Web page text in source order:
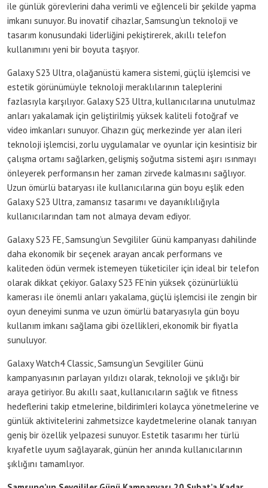
ile günlük görevlerini daha verimli ve eğlenceli bir şekilde yapma
imkanı sunuyor. Bu inovatif cihazlar, Samsung’un teknoloji ve
tasarım konusundaki liderliğini pekiştirerek, akıllı telefon
kullanımını yeni bir boyuta taşıyor.
Galaxy S23 Ultra, olağanüstü kamera sistemi, güçlü işlemcisi ve
estetik görünümüyle teknoloji meraklılarının taleplerini
fazlasıyla karşılıyor. Galaxy S23 Ultra, kullanıcılarına unutulmaz
anları yakalamak için geliştirilmiş yüksek kaliteli fotoğraf ve
video imkanları sunuyor. Cihazın güç merkezinde yer alan ileri
teknoloji işlemcisi, zorlu uygulamalar ve oyunlar için kesintisiz bir
çalışma ortamı sağlarken, gelişmiş soğutma sistemi aşırı ısınmayı
önleyerek performansın her zaman zirvede kalmasını sağlıyor.
Uzun ömürlü bataryası ile kullanıcılarına gün boyu eşlik eden
Galaxy S23 Ultra, zamansız tasarımı ve dayanıklılığıyla
kullanıcılarından tam not almaya devam ediyor.
Galaxy S23 FE, Samsung’un Sevgililer Günü kampanyası dahilinde
daha ekonomik bir seçenek arayan ancak performans ve
kaliteden ödün vermek istemeyen tüketiciler için ideal bir telefon
olarak dikkat çekiyor. Galaxy S23 FE’nin yüksek çözünürlüklü
kamerası ile önemli anları yakalama, güçlü işlemcisi ile zengin bir
oyun deneyimi sunma ve uzun ömürlü bataryasıyla gün boyu
kullanım imkanı sağlama gibi özellikleri, ekonomik bir fiyatla
sunuluyor.
Galaxy Watch4 Classic, Samsung’un Sevgililer Günü
kampanyasının parlayan yıldızı olarak, teknoloji ve şıklığı bir
araya getiriyor. Bu akıllı saat, kullanıcıların sağlık ve fitness
hedeflerini takip etmelerine, bildirimleri kolayca yönetmelerine ve
günlük aktivitelerini zahmetsizce kaydetmelerine olanak tanıyan
geniş bir özellik yelpazesi sunuyor. Estetik tasarımı her türlü
kıyafetle uyum sağlayarak, günün her anında kullanıcılarının
şıklığını tamamlıyor.